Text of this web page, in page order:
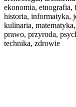
ekonomia,
historia, informatyka,
kulinaria,
prawo, przyroda,
technika, zdrowie